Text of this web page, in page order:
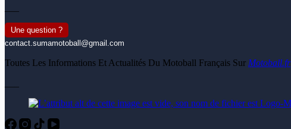
Une question ?
contact.sumamotoball@gmail.com
Toutes Les Informations Et Actualités Du Motoball Français Sur Motoball.fr